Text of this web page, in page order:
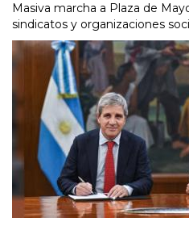
Masiva marcha a Plaza de
sindicatos y organizaciones